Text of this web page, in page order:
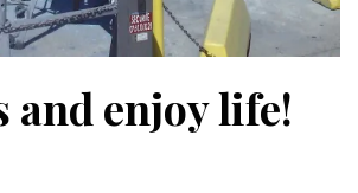
and enjoy life!